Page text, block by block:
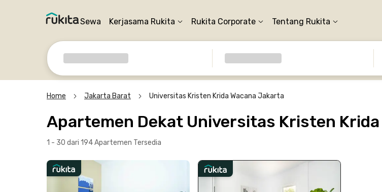
Sewa Kerjasama Rukita Rukita Corporate Tentang Rukita
Home Jakarta Barat Universitas Kristen Krida Wacana Jakarta
Apartemen Dekat Universitas Kristen
1 - 30 dari 194 Apartemen Tersedia